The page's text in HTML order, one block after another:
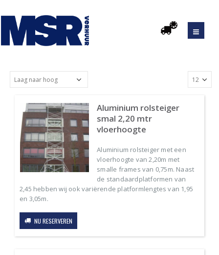
Aluminium rolsteiger
smal 2,20 mtr
vloerhoogte
Aluminium rolsteiger met een
vloerhoogte van 2,20m met
smalle frames van 0,75m. Naast
de standaardplatformen van
2,45 hebben wij ook variërende platformlengtes van 1,95
en 3,05m.
NU RESERVEREN